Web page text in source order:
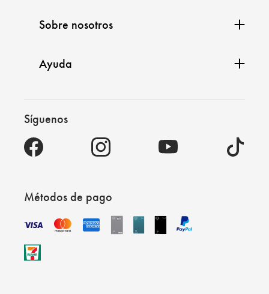
Sobre nosotros
Ayuda
Síguenos
Métodos de pago